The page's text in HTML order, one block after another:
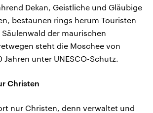
Dekan, Geistliche und Gläubige
bestaunen rings herum Touristen
der maurischen
steht die Moschee von
Jahren unter UNESCO-Schutz.
Christen
nur Christen, denn verwaltet und